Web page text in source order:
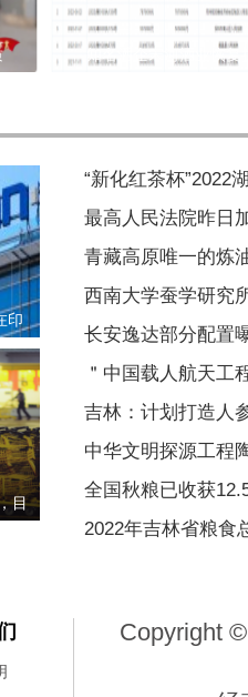
知名酒企宋河酒业恢复
印
目
“新化红茶杯”2022
最高人民法院昨日
青藏高原唯一的炼
西南大学蚕学研究
长安逸达部分配置
＂中国载人航天工
吉林：计划打造人
中华文明探源工程
全国秋粮已收获
2022年吉林省粮食
Copyright